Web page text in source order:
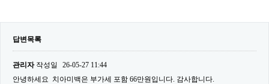
답변목록
관리자작성일
26-05-27 11:44
안녕하세요 치아미백은 부가세 포함 66만원입니다. 감사합니다.